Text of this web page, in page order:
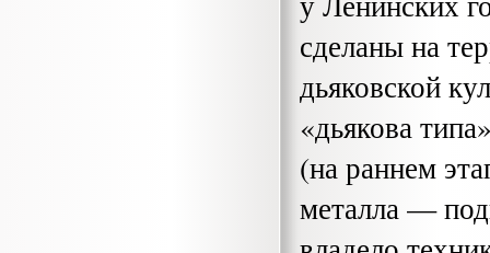
сделаны на
дьяковской
«дьякова
(на раннем
металла —